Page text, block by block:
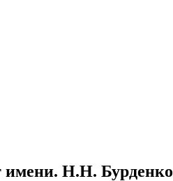
имени. Н.Н. Бурденко